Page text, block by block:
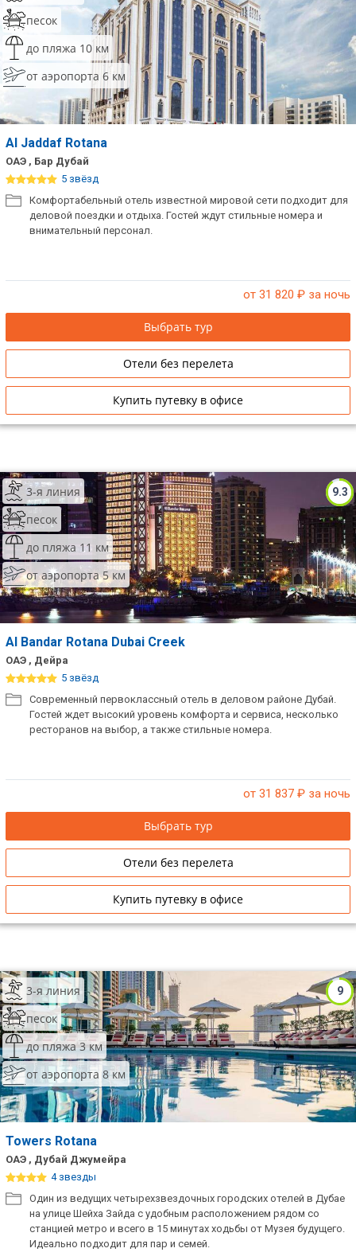
песок
до пляжа 10 км
от аэропорта 6 км
Al Jaddaf Rotana
ОАЭ , Бар Дубай
5 звёзд
Комфортабельный отель известной мировой сети подходит для
деловой поездки и отдыха. Гостей ждут стильные номера и
внимательный персонал.
от 31 820 ₽ за ночь
Выбрать тур
Отели без перелета
Купить путевку в офисе
9.3
3-я линия
песок
до пляжа 11 км
от аэропорта 5 км
Al Bandar Rotana Dubai Creek
ОАЭ , Дейра
5 звёзд
Современный первоклассный отель в деловом районе Дубай.
Гостей ждет высокий уровень комфорта и сервиса, несколько
ресторанов на выбор, а также стильные номера.
от 31 837 ₽ за ночь
Выбрать тур
Отели без перелета
Купить путевку в офисе
9
3-я линия
песок
до пляжа 3 км
от аэропорта 8 км
Towers Rotana
ОАЭ , Дубай Джумейра
4 звезды
Один из ведущих четырехзвездочных городских отелей в Дубае
на улице Шейха Зайда с удобным расположением рядом со
станцией метро и всего в 15 минутах ходьбы от Музея будущего.
Идеально подходит для пар и семей.